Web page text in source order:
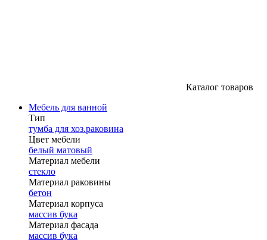
Каталог товаров
Мебель для ванной
Тип
тумба для хоз.раковина
Цвет мебели
белый матовый
Материал мебели
стекло
Материал раковины
бетон
Материал корпуса
массив бука
Материал фасада
массив бука